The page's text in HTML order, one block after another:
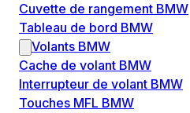
Cuvette de rangement BMW
Tableau de bord BMW
Volants BMW
Cache de volant BMW
Interrupteur de volant BMW
Touches MFL BMW